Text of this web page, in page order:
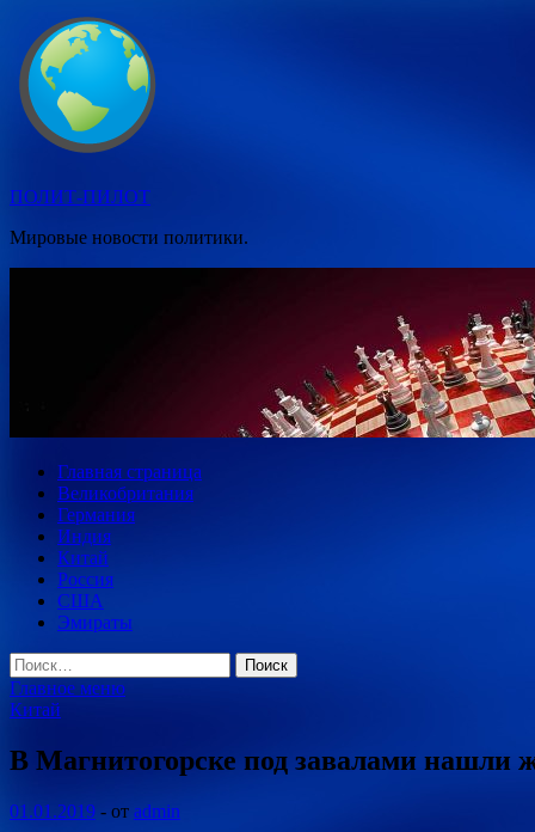
Перейти
содержимому
ПОЛИТ-ПИЛОТ
Мировые новости политики.
Главная страница
Великобритания
Германия
Индия
Китай
Россия
США
Эмираты
Найти:
Главное меню
Китай
В Магнитогорске под завалами нашли
01.01.2019 - от admin